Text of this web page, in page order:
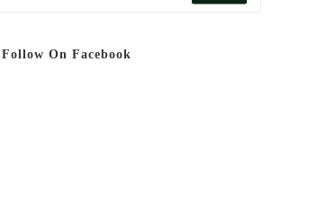
Follow On Facebook